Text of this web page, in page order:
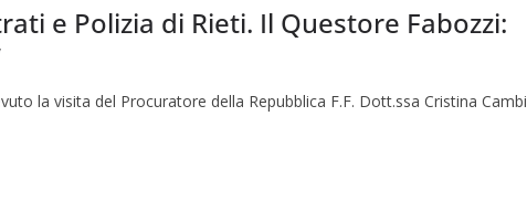
e Polizia di Rieti. Il Questore Fabozzi:
la visita del Procuratore della Repubblica F.F. Dott.ssa Cristina Cambi